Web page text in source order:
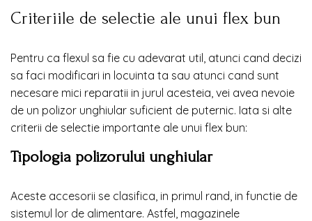
Criteriile de selectie ale unui flex bun
Pentru ca flexul sa fie cu adevarat util, atunci cand decizi
sa faci modificari in locuinta ta sau atunci cand sunt
necesare mici reparatii in jurul acesteia, vei avea nevoie
de un polizor unghiular suficient de puternic. Iata si alte
criterii de selectie importante ale unui flex bun:
Tipologia polizorului unghiular
Aceste accesorii se clasifica, in primul rand, in functie de
sistemul lor de alimentare. Astfel, magazinele